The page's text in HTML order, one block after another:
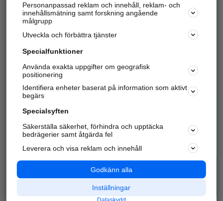
Hitta telefonnummer, adresser, företagsinfo mm.
Marknadsför företaget
Kom igång och annonsera mot
samarbetspartners nära dig.
Alla kategorier
Populära sökningar
API & Kartor
Annonsera
Integritet
Nödnummer
Personanpassad reklam och innehåll, reklam- och
innehållsmätning samt forskning angående
målgrupp
Utveckla och förbättra tjänster
Specialfunktioner
Använda exakta uppgifter om geografisk
positionering
Identifiera enheter baserat på information som aktivt
begärs
Specialsyften
Säkerställa säkerhet, förhindra och upptäcka
bedrägerier samt åtgärda fel
Leverera och visa reklam och innehåll
Godkänn alla
Inställningar
Dataskydd